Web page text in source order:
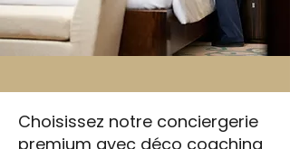
Choisissez notre conciergerie
premium avec déco coaching